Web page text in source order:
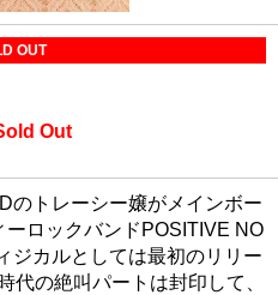
OUT
Out
のトレーシー嬢がメインボー
ロックバンドPOSITIVE NO
ジカルとしては最初のリリー
代の絶叫パートは封印して、